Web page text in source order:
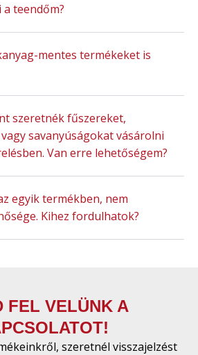
teendőm?
mentes termékeket is
szeretnék fűszereket,
savanyúságokat vásárolni
Van erre lehetőségem?
egyik termékben, nem
Kihez fordulhatok?
FEL VELÜNK A
szeretnél visszajelzést